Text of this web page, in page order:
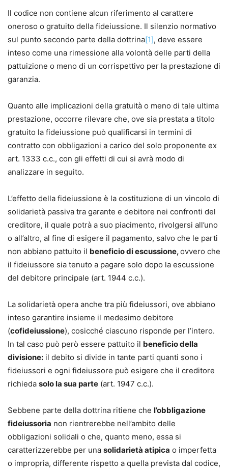
Il codice non contiene alcun riferimento al carattere
oneroso o gratuito della fideiussione. Il silenzio normativo
sul punto secondo parte della dottrina[1], deve essere
inteso come una rimessione alla volontà delle parti della
pattuizione o meno di un corrispettivo per la prestazione di
garanzia.
Quanto alle implicazioni della gratuità o meno di tale ultima
prestazione, occorre rilevare che, ove sia prestata a titolo
gratuito la fideiussione può qualificarsi in termini di
contratto con obbligazioni a carico del solo proponente ex
art. 1333 c.c., con gli effetti di cui si avrà modo di
analizzare in seguito.
L’effetto della fideiussione è la costituzione di un vincolo di
solidarietà passiva tra garante e debitore nei confronti del
creditore, il quale potrà a suo piacimento, rivolgersi all’uno
o all’altro, al fine di esigere il pagamento, salvo che le parti
non abbiano pattuito il beneficio di escussione,ovvero che
il fideiussore sia tenuto a pagare solo dopo la escussione
del debitore principale (art. 1944 c.c.).
La solidarietà opera anche tra più fideiussori, ove abbiano
inteso garantire insieme il medesimo debitore
(cofideiussione), cosicché ciascuno risponde per l’intero.
In tal caso può però essere pattuito il beneficio della
divisione: il debito si divide in tante parti quanti sono i
fideiussori e ogni fideiussore può esigere che il creditore
richieda solo la sua parte (art. 1947 c.c.).
Sebbene parte della dottrina ritiene che l’obbligazione
fideiussoria non rientrerebbe nell’ambito delle
obbligazioni solidali o che, quanto meno, essa si
caratterizzerebbe per una solidarietà atipica o imperfetta
o impropria, differente rispetto a quella prevista dal codice,